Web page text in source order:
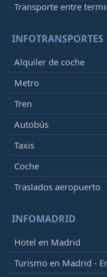
Transporte entre
INFOTRANSPORTES
Alquiler de coche
Metro
Tren
Autobús
Taxis
Coche
Traslados aeropuerto
INFOMADRID
Hotel en Madrid
Turismo en Madrid -